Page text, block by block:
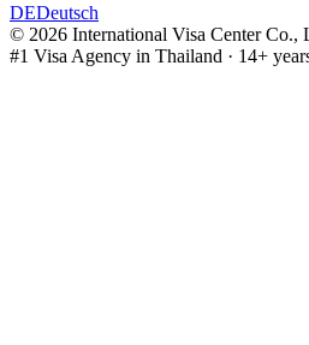
DEDeutsch
© 2026 International Visa Center Co.,
#1 Visa Agency in Thailand · 14+